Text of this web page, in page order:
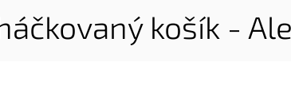
košík -